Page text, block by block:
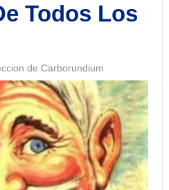
Todos Los
de Carborundium